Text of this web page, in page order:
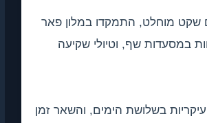
שקט מוחלט, התמקדו במלון פאר
במסעדות שף, וטיולי שקיעה
בשלושת הימים, והשאר זמן